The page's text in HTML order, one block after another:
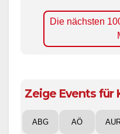
Die nächsten
Zeige Events für
ABG AÖ